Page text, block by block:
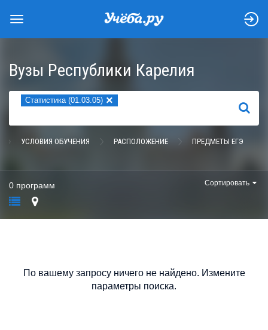
Вузы Республики Карелия
Статистика (01.03.05) ×
НАЙТИ
УСЛОВИЯ ОБУЧЕНИЯ РАСПОЛОЖЕНИЕ ПРЕДМЕТЫ ЕГЭ
0 программ Сортировать
По вашему запросу ничего не найдено. Измените
параметры поиска.